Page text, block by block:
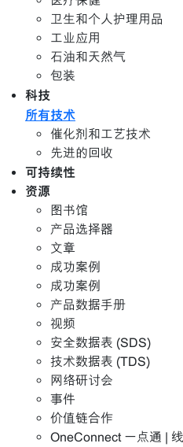
卫生和个人护理用品
工业应用
石油和天然气
包装
科技
所有技术
催化剂和工艺技术
先进的回收
可持续性
资源
图书馆
产品选择器
文章
成功案例
成功案例
产品数据手册
视频
安全数据表 (SDS)
技术数据表 (TDS)
网络研讨会
事件
价值链合作
OneConnect 一点通 |